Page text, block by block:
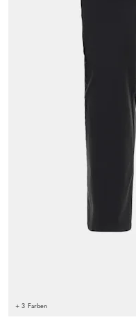
+ 3 Farben